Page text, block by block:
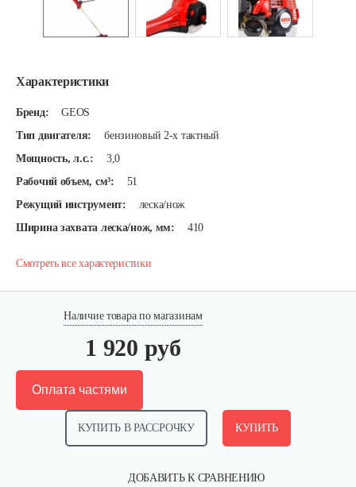
Характеристики
Бренд:
GEOS
Тип двигателя:
бензиновый 2-х тактный
Мощность, л.с.:
3,0
Рабочий объем, см³:
51
Режущий инструмент:
леска/нож
Ширина захвата леска/нож, мм:
410
Смотреть все характеристики
1 920 руб
Наличие товара по магазинам
ДОБАВИТЬ К СРАВНЕНИЮ
КУПИТЬ В РАССРОЧКУ КУПИТЬ
Оплата частями